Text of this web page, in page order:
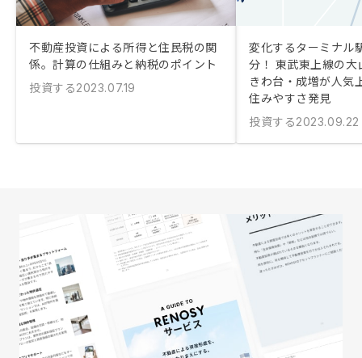
不動産投資による所得と住民税の関
係。計算の仕組みと納税のポイント
投資する2023.07.19
変化するターミナル
分！ 東武東上線の
きわ台・成増が人気
住みやすさ発見
投資する2023.09.22